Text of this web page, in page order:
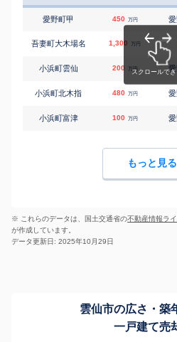
愛野町甲 450 万円
吾妻町大木場名 1,300 万円
小浜町雲仙 200 万円
小浜町北木指 480 万円
小浜町富津 100 万円
もっと見る
※ これらのデータは、国土交通省の不動産情報ラ
が作成しています。
データ更新日: 2025年10月29日
雲仙市の広さ・築
一戸建て売